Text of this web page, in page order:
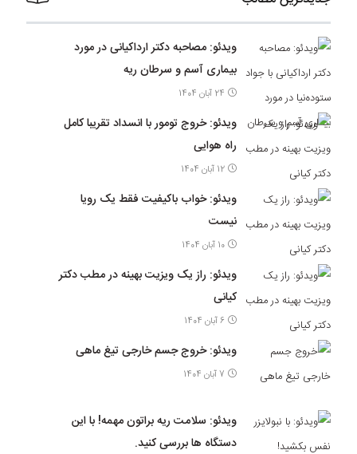
ویدئو: مصاحبه دکتر ارداکیانی در مورد
بیماری آسم و سرطان ریه
24 آبان 1404
ویدئو: خروج تومور با انسداد تقریبا کامل
راه هوایی
12 آبان 1404
ویدئو: خواب باکیفیت فقط یک رویا
نیست
10 آبان 1404
ویدئو: راز یک ویزیت بهینه در مطب دکتر
کیانی
6 آبان 1404
ویدئو: خروج جسم خارجی تیغ ماهی
7 آبان 1404
ویدئو: سلامت ریه براتون مهمه! با این
دستگاه ها بررسی کنید.